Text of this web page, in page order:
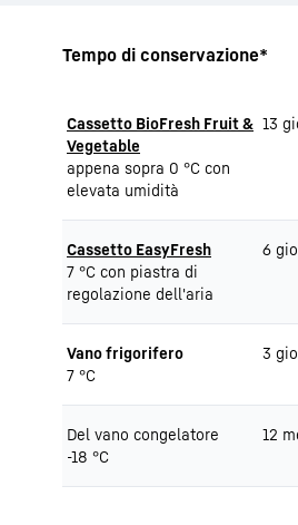
Tempo di conservazione*
Cassetto BioFresh Fruit &
Vegetable
appena sopra 0 °C con
elevata umidità
13
Cassetto EasyFresh
7 °C con piastra di
regolazione dell'aria
6
Vano frigorifero
7 °C
3
Del vano congelatore
-18 °C
12